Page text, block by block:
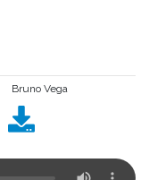
Bruno Vega